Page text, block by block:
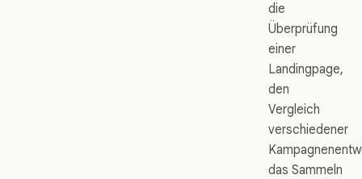
die
Überprüfung
einer
Landingpage,
den
Vergleich
verschiedener
das Sammeln